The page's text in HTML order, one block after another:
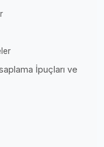
İpuçları ve